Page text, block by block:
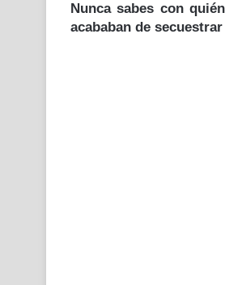
Nunca sabes con
acababan de